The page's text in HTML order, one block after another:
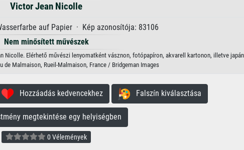
Victor Jean Nicolle
auf Papier · Kép azonosítója: 83106
Nem minősített művészek
Nicolle. Elérhető művészi lenyomatként vásznon, fotópapíron, akvarell kartonon, illetve
de Malmaison, Rueil-Malmaison, France / Bridgeman Images
Hozzáadás kedvencekhez Falszín kiválasztása
megtekintése egy helyiségben
0 Vélemények